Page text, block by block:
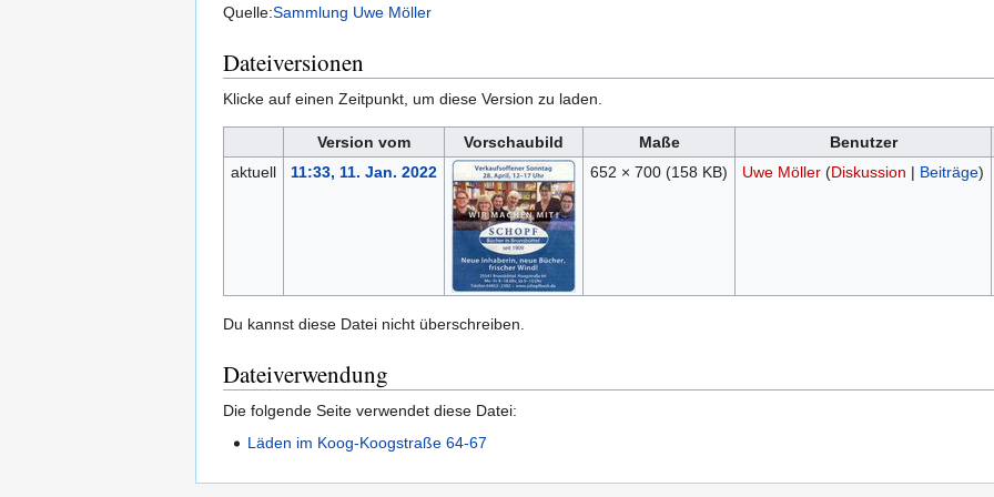
Quelle:Sammlung Uwe Möller
Dateiversionen
Klicke auf einen Zeitpunkt, um diese Version zu laden.
Version vom Vorschaubild Maße
Benutzer
aktuell
11:33, 11. Jan. 2022 652 × 700 (158 KB) Uwe Möller (Diskussion | Beiträge)
Du kannst diese Datei nicht überschreiben.
Dateiverwendung
Die folgende Seite verwendet diese Datei:
Läden im Koog-Koogstraße 64-67